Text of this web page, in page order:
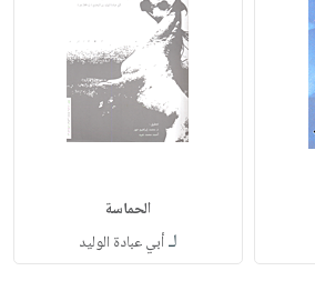
الحماسة
لـأبي عبادة الوليد